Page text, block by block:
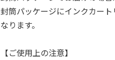
封筒パッケージにインクカー
なります。
【ご使用上の注意】